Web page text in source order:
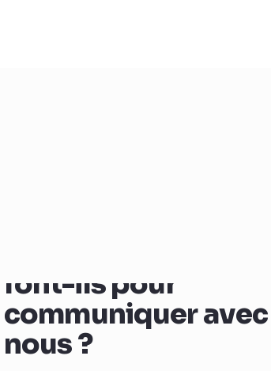
font-ils pour
communiquer avec
nous ?